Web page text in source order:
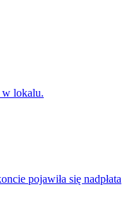
w lokalu.
pojawiła się nadpłata